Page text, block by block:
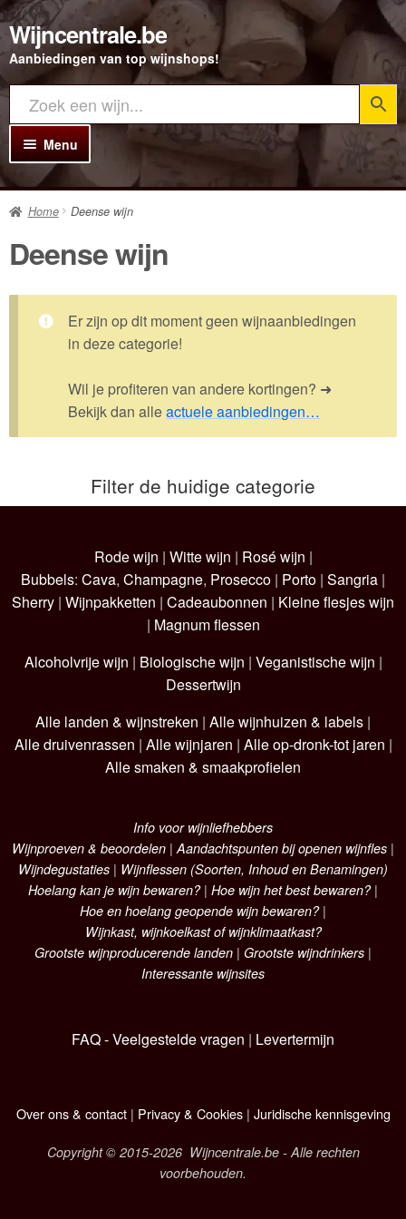
Ga
door
naar
navigatie
Ga
direct
naar
inhoud
Wijncentrale.be
Aanbiedingen van top wijnshops!
Menu
Home
Witte wijn
Rosé wijn
Porto
Wijnpakketten
Kleine flesjes
Cadeaubonnen
Home Deense wijn
Deense wijn
Er zijn op dit moment geen wijnaanbiedingen
in deze categorie!
Wil je profiteren van andere kortingen? ➜
Bekijk dan alleactuele aanbiedingen…
Filter de huidige categorie
Rode wijn | Witte wijn | Rosé wijn |
Bubbels: Cava, Champagne, Prosecco | Porto | Sangria |
Sherry | Wijnpakketten | Cadeaubonnen | Kleine flesjes wijn
| Magnum flessen
Alcoholvrije wijn | Biologische wijn | Veganistische wijn |
Dessertwijn
Alle landen & wijnstreken | Alle wijnhuizen & labels |
Alle druivenrassen | Alle wijnjaren | Alle op-dronk-tot jaren |
Alle smaken & smaakprofielen
Info voor wijnliefhebbers
Wijnproeven & beoordelen |Aandachtspunten bij openen wijnfles |
Wijndegustaties | Wijnflessen (Soorten, Inhoud en Benamingen)
Hoelang kan je wijn bewaren?| Hoe wijn het best bewaren?|
Hoe en hoelang geopende wijn bewaren?|
Wijnkast, wijnkoelkast of wijnklimaatkast?
Grootste wijnproducerende landen | Grootste wijndrinkers |
Interessante wijnsites
FAQ - Veelgestelde vragen | Levertermijn
Over ons & contact| Privacy & Cookies| Juridische kennisgeving
Copyright © 2015-2026 Wijncentrale.be - Alle rechten
voorbehouden.